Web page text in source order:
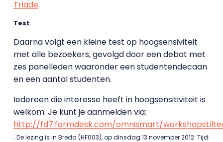
Triade.
Test
Daarna volgt een kleine test op hoogsensiviteit
met alle bezoekers, gevolgd door een debat met
zes panelleden waaronder een studentendecaan
en een aantal studenten.
Iedereen die interesse heeft in hoogsensitiviteit is
welkom. Je kunt je aanmelden via:
http://fd7.formdesk.com/omnismart/
. De lezing is in Breda (HF003), op dinsdag 13 november 2012. Tijd: